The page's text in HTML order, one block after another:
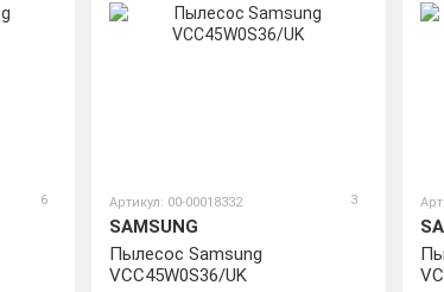
6 Артикул: 00-00018332 3
SAMSUNG
Пылесос Samsung
VCC45W0S36/UK